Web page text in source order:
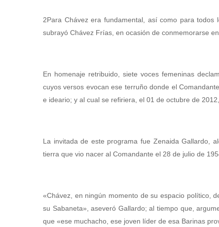
2Para Chávez era fundamental, así como para todos
subrayó Chávez Frías, en ocasión de conmemorarse
En homenaje retribuido, siete voces femeninas
cuyos versos evocan ese terruño donde el
e ideario; y al cual se refiriera, el 01 de octubre de
La invitada de este programa fue Zenaida Gallardo,
tierra que vio nacer al Comandante el 28 de julio de
«Chávez, en ningún momento de su espacio político,
su Sabaneta», aseveró Gallardo; al tiempo que,
que «ese muchacho, ese joven líder de esa Barinas